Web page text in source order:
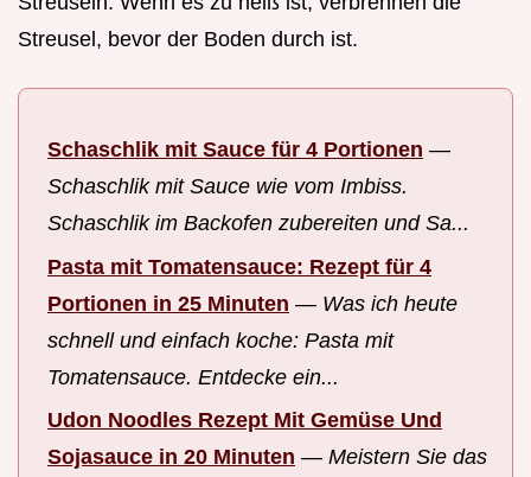
Streusel, bevor der Boden durch ist.
Schaschlik mit Sauce für 4 Portionen —
Schaschlik mit Sauce wie vom Imbiss.
Schaschlik im Backofen zubereiten und Sa...
Pasta mit Tomatensauce: Rezept für 4
Portionen in 25 Minuten — Was ich heute
schnell und einfach koche: Pasta mit
Tomatensauce. Entdecke ein...
Udon Noodles Rezept Mit Gemüse Und
Sojasauce in 20 Minuten — Meistern Sie das